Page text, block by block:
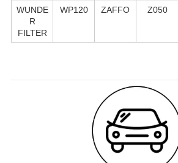
WUNDE
R
FILTER
WP120 ZAFFO Z050